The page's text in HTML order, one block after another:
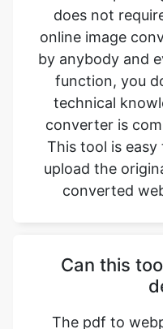
function, you
technical
converter is
This tool is
upload the
converted
Can this
simple, free, and
tool, we can
This tool is